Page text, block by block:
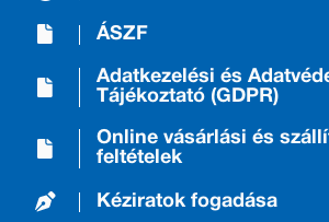
ÁSZF
Adatkezelési és
Tájékoztató (GDPR)
Online vásárlási és
feltételek
Kéziratok fogadása